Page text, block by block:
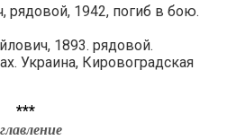
1942, погиб в бою.
1893. рядовой.
Украина, Кировоградская
***